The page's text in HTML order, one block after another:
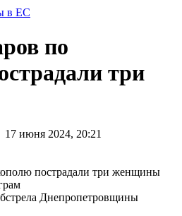
в ЕС
по
три
17 июня 2024, 20:21
Днепропетровщины